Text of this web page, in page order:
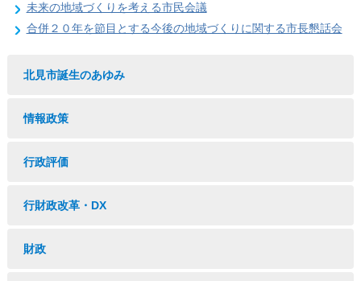
未来の地域づくりを考える市民会議
合併２０年を節目とする今後の地域づくりに関する市長懇話会
北見市誕生のあゆみ
情報政策
行政評価
行財政改革・DX
財政